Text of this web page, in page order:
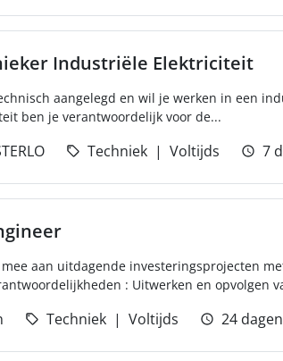
Industriële Elektriciteit
aangelegd en wil je werken in een
ben je verantwoordelijk voor de...
Techniek Voltijds 7
mee aan uitdagende investeringsprojecten
: Uitwerken en opvolgen
Techniek Voltijds 24